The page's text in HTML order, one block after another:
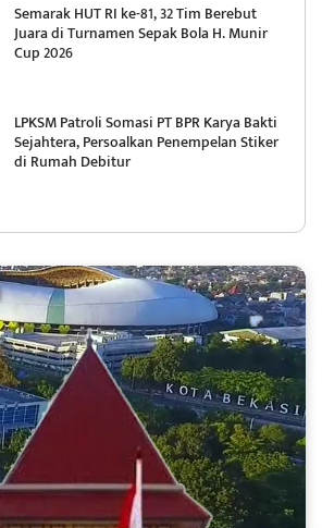
Semarak HUT RI ke-81, 32 Tim Berebut
Juara di Turnamen Sepak Bola H. Munir
Cup 2026
LPKSM Patroli Somasi PT BPR Karya Bakti
Sejahtera, Persoalkan Penempelan Stiker
di Rumah Debitur